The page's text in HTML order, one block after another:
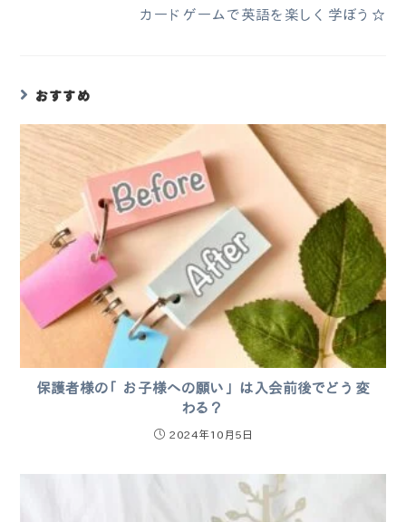
カードゲームで英語を楽しく学ぼう☆
おすすめ
保護者様の「お子様への願い」は入会前後でどう変
わる？
2024年10月5日